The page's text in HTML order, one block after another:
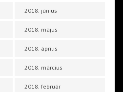
2018. június
2018. május
2018. április
2018. március
2018. február